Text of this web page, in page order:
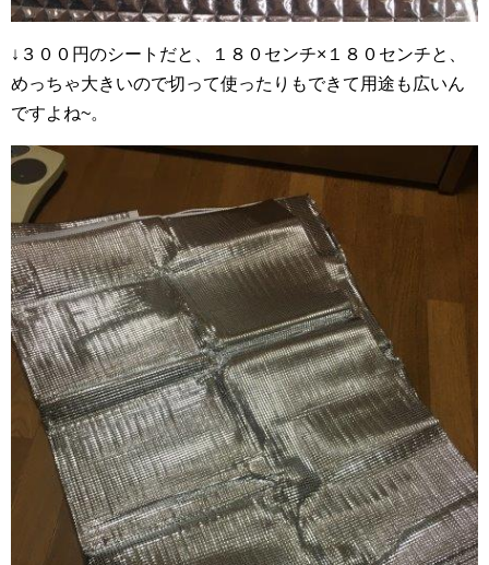
↓３００円のシートだと、１８０センチ×１８０センチと、
めっちゃ大きいので切って使ったりもできて用途も広いん
ですよね~。